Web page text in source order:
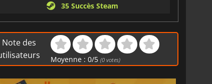
35 Succès Steam
Note des
Moyenne :0/5 (0 votes)